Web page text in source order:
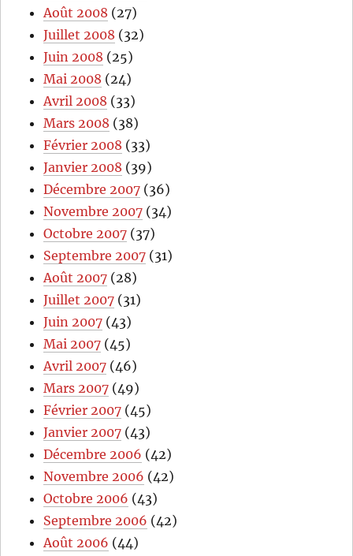
Août 2008 (27)
Juillet 2008 (32)
Juin 2008 (25)
Mai 2008 (24)
Avril 2008 (33)
Mars 2008 (38)
Février 2008 (33)
Janvier 2008 (39)
Décembre 2007 (36)
Novembre 2007 (34)
Octobre 2007 (37)
Septembre 2007 (31)
Août 2007 (28)
Juillet 2007 (31)
Juin 2007 (43)
Mai 2007 (45)
Avril 2007 (46)
Mars 2007 (49)
Février 2007 (45)
Janvier 2007 (43)
Décembre 2006 (42)
Novembre 2006 (42)
Octobre 2006 (43)
Septembre 2006 (42)
Août 2006 (44)